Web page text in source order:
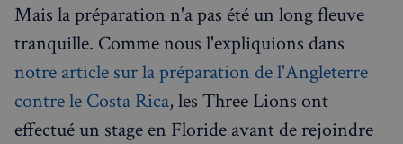
Mais la préparation n'a pas été un long fleuve
tranquille. Comme nous l'expliquions dans
notre article sur la préparation de l'Angleterre
contre le Costa Rica, les Three Lions ont
effectué un stage en Floride avant de rejoindre